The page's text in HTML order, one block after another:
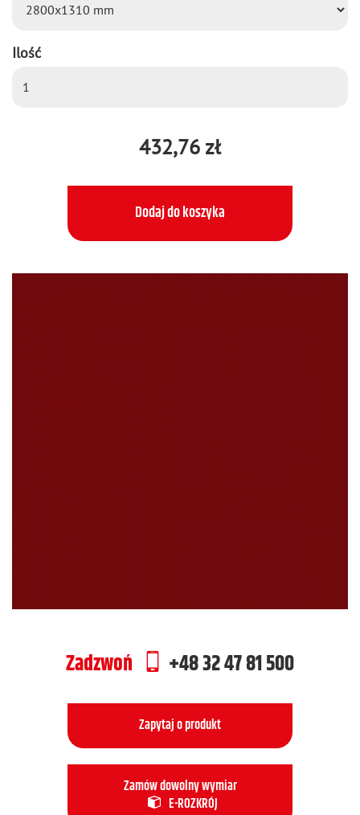
Ilość
432,76 zł
Dodaj do koszyka
Zadzwoń +48 32 47 81 500
Zapytaj o produkt
Zamów dowolny wymiar
E-ROZKRÓJ